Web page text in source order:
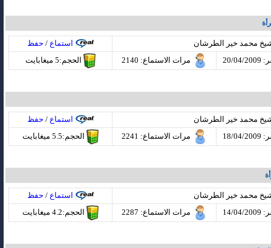
استماع / حفظ
محمد خير الطرشان
الحجم:5 ميغابايت
مرات الاستماع: 2140
استماع / حفظ
محمد خير الطرشان
الحجم:5.5 ميغابايت
مرات الاستماع: 2241
استماع / حفظ
محمد خير الطرشان
الحجم:4.2 ميغابايت
مرات الاستماع: 2287